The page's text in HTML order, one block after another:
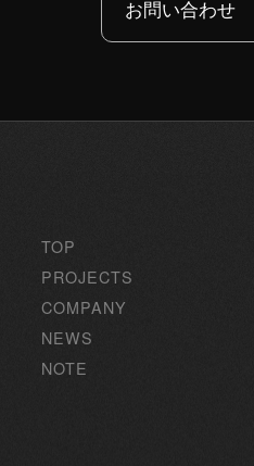
お問い合わせ
TOP
PROJECTS
COMPANY
NEWS
NOTE